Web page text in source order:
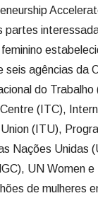
partes
seis agências da
do Trabalho
(ITC),
(ITU),
Nações Unidas
UN Women e
de mulheres